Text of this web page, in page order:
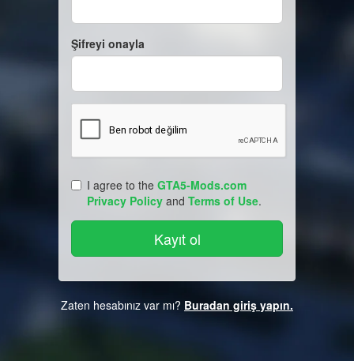
Şifreyi onayla
I agree to the GTA5-Mods.com
Privacy Policy and Terms of Use.
Zaten hesabınız var mı? Buradan giriş yapın.